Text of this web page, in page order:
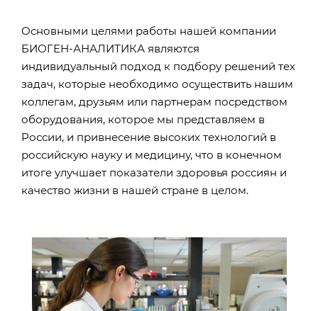
Основными целями работы нашей компании
БИОГЕН-АНАЛИТИКА являются
индивидуальный подход к подбору решений тех
задач, которые необходимо осуществить нашим
коллегам, друзьям или партнерам посредством
оборудования, которое мы представляем в
России, и привнесение высоких технологий в
российскую науку и медицину, что в конечном
итоге улучшает показатели здоровья россиян и
качество жизни в нашей стране в целом.